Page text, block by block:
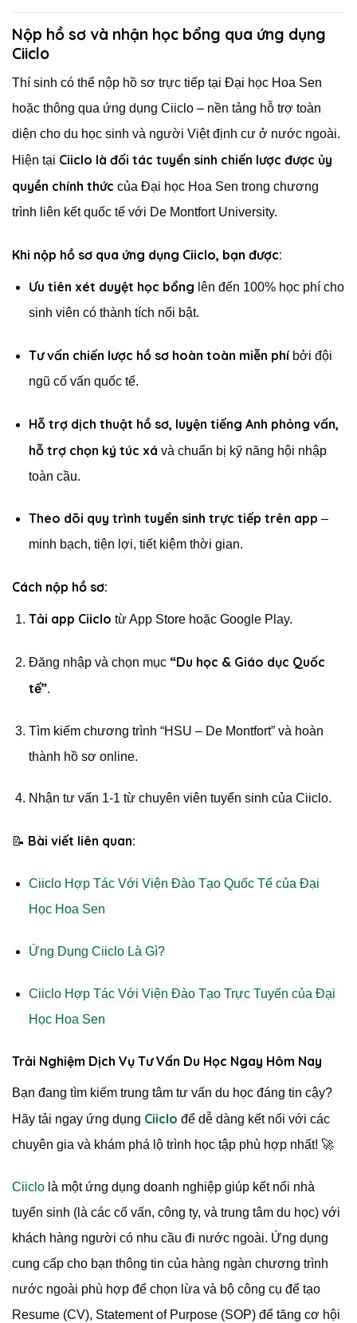
Nộp hồ sơ và nhận học bổng qua ứng dụng
Ciiclo
Thí sinh có thể nộp hồ sơ trực tiếp tại Đại học Hoa Sen
hoặc thông qua ứng dụng Ciiclo – nền tảng hỗ trợ toàn
diện cho du học sinh và người Việt định cư ở nước ngoài.
Hiện tại Ciiclo là đối tác tuyển sinh chiến lược được ủy
quyền chính thức của Đại học Hoa Sen trong chương
trình liên kết quốc tế với De Montfort University.
Khi nộp hồ sơ qua ứng dụng Ciiclo, bạn được:
Ưu tiên xét duyệt học bổng lên đến 100% học phí cho
sinh viên có thành tích nổi bật.
Tư vấn chiến lược hồ sơ hoàn toàn miễn phíbởi đội
ngũ cố vấn quốc tế.
Hỗ trợ dịch thuật hồ sơ, luyện tiếng Anh phỏng vấn,
hỗ trợ chọn ký túc xá và chuẩn bị kỹ năng hội nhập
toàn cầu.
Theo dõi quy trình tuyển sinh trực tiếp trên app –
minh bạch, tiện lợi, tiết kiệm thời gian.
Cách nộp hồ sơ:
Tải app Ciiclo từ App Store hoặc Google Play.
Đăng nhập và chọn mục “Du học & Giáo dục Quốc
tế”.
Tìm kiếm chương trình “HSU – De Montfort” và hoàn
thành hồ sơ online.
Nhận tư vấn 1-1 từ chuyên viên tuyển sinh của Ciiclo.
📝 Bài viết liên quan:
Ciiclo Hợp Tác Với Viện Đào Tạo Quốc Tế của Đại
Học Hoa Sen
Ứng Dụng Ciiclo Là Gì?
Ciiclo Hợp Tác Với Viện Đào Tạo Trực Tuyến của Đại
Học Hoa Sen
Trải Nghiệm Dịch Vụ Tư Vấn Du Học Ngay Hôm Nay
Bạn đang tìm kiếm trung tâm tư vấn du học đáng tin cậy?
Hãy tải ngay ứng dụng Ciiclo để dễ dàng kết nối với các
chuyên gia và khám phá lộ trình học tập phù hợp nhất! 🚀
Ciiclo là một ứng dụng doanh nghiệp giúp kết nối nhà
tuyển sinh (là các cố vấn, công ty, và trung tâm du học) với
khách hàng người có nhu cầu đi nước ngoài. Ứng dụng
cung cấp cho bạn thông tin của hàng ngàn chương trình
nước ngoài phù hợp để chọn lừa và bộ công cụ để tạo
Resume (CV), Statement of Purpose (SOP) để tăng cơ hội